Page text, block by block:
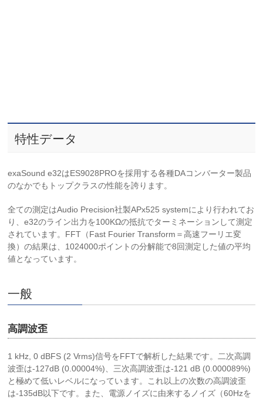
特性データ
exaSound e32はES9028PROを採用する各種DAコンバーター製品
のなかでもトップクラスの性能を誇ります。
全ての測定はAudio Precision社製APx525 systemにより行われてお
り、e32のライン出力を100KΩの抵抗でターミネーションして測定
されています。FFT（Fast Fourier Transform＝高速フーリエ変
換）の結果は、1024000ポイントの分解能で8回測定した値の平均
値となっています。
一般
高調波歪
1 kHz, 0 dBFS (2 Vrms)信号をFFTで解析した結果です。二次高調
波歪は-127dB (0.00004%)、三次高調波歪は-121 dB (0.000089%)
と極めて低いレベルになっています。これ以上の次数の高調波歪
は-135dB以下です。また、電源ノイズに由来するノイズ（60Hzを